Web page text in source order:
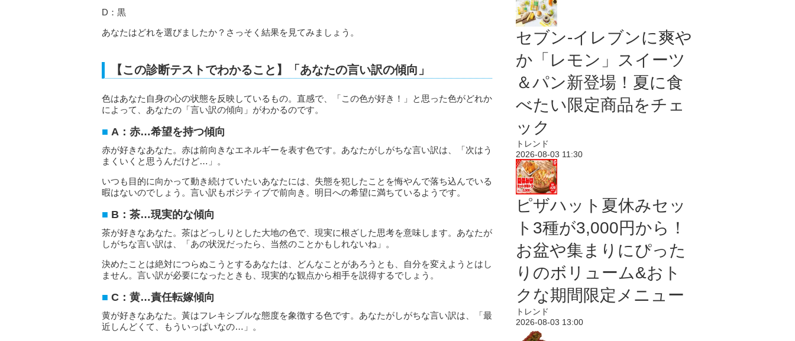
D：黒
あなたはどれを選びましたか？さっそく結果を見てみましょう。
【この診断テストでわかること】「あなたの言い訳の傾向」
色はあなた自身の心の状態を反映しているもの。直感で、「この色が好き！」と思った色がどれか
によって、あなたの「言い訳の傾向」がわかるのです。
A：赤…希望を持つ傾向
赤が好きなあなた。赤は前向きなエネルギーを表す色です。あなたがしがちな言い訳は、「次はう
まくいくと思うんだけど…」。
いつも目的に向かって動き続けていたいあなたには、失態を犯したことを悔やんで落ち込んでいる
暇はないのでしょう。言い訳もポジティブで前向き。明日への希望に満ちているようです。
B：茶…現実的な傾向
茶が好きなあなた。茶はどっしりとした大地の色で、現実に根ざした思考を意味します。あなたが
しがちな言い訳は、「あの状況だったら、当然のことかもしれないね」。
決めたことは絶対につらぬこうとするあなたは、どんなことがあろうとも、自分を変えようとはし
ません。言い訳が必要になったときも、現実的な観点から相手を説得するでしょう。
C：黄…責任転嫁傾向
黄が好きなあなた。黃はフレキシブルな態度を象徴する色です。あなたがしがちな言い訳は、「最
近しんどくて、もういっぱいなの…」。
セブン‐イレブンに爽や
か「レモン」スイーツ
＆パン新登場！夏に食
べたい限定商品をチェ
ック
トレンド
2026-08-03 11:30
ピザハット夏休みセッ
ト3種が3,000円から！
お盆や集まりにぴった
りのボリューム&おト
クな期間限定メニュー
トレンド
2026-08-03 13:00